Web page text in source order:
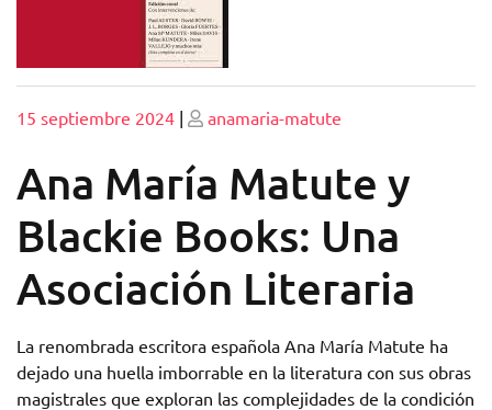
Publicado
15 septiembre 2024 | Publicado
anamaria-matute
Ana María Matute y
Blackie Books: Una
Asociación Literaria
La renombrada escritora española Ana María Matute ha
dejado una huella imborrable en la literatura con sus obras
magistrales que exploran las complejidades de la condición